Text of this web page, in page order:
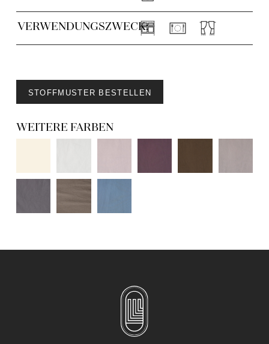
VERWENDUNGSZWECK:
STOFFMUSTER BESTELLEN
WEITERE FARBEN